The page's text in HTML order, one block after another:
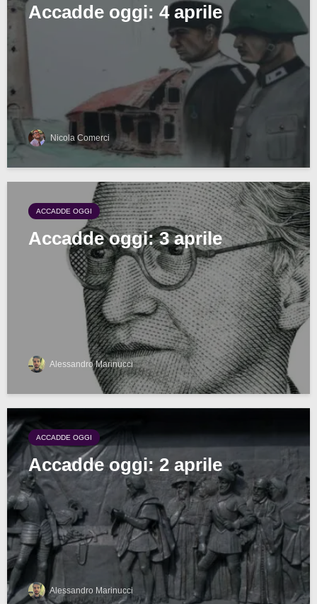
Accadde oggi: 4 aprile
Nicola Comerci
ACCADDE OGGI
Accadde oggi: 3 aprile
Alessandro Marinucci
ACCADDE OGGI
Accadde oggi: 2 aprile
Alessandro Marinucci